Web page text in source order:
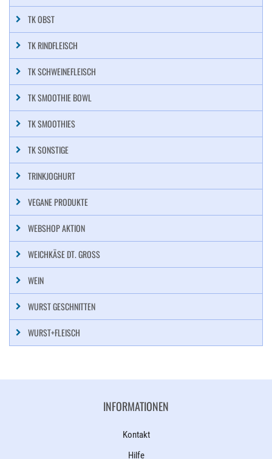
TK OBST
TK RINDFLEISCH
TK SCHWEINEFLEISCH
TK SMOOTHIE BOWL
TK SMOOTHIES
TK SONSTIGE
TRINKJOGHURT
VEGANE PRODUKTE
WEBSHOP AKTION
WEICHKÄSE DT. GROSS
WEIN
WURST GESCHNITTEN
WURST+FLEISCH
INFORMATIONEN
Kontakt
Hilfe